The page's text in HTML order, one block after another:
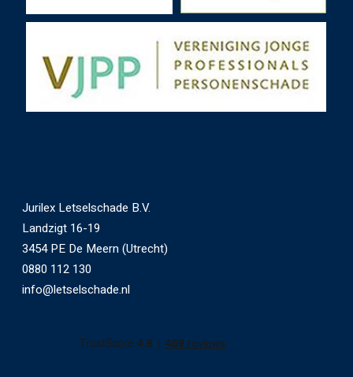
Jurilex Letselschade B.V.
Landzigt 16-19
3454 PE De Meern (Utrecht)
0880 112 130
info@letselschade.nl